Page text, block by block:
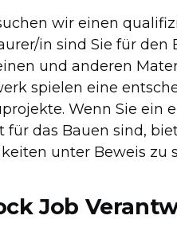
wir einen
in sind Sie für
und anderen
spielen eine
Wenn Sie ein
das Bauen sind,
unter Beweis zu
Job